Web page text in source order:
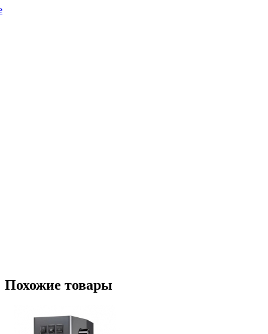
Похожие товары